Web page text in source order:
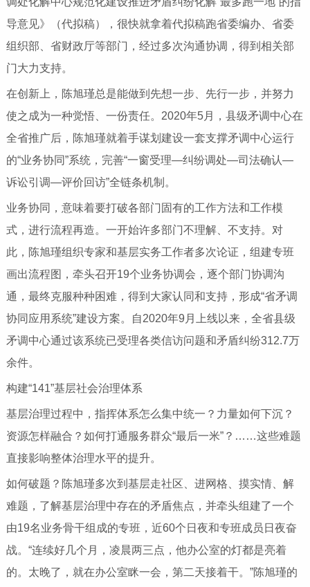
导意见》（代拟稿），很快就拿着代拟稿跑省委编办、省委
组织部、省财政厅等部门，经过多次沟通协调，得到相关部
门大力支持。
在创新上，陈旭瑾总是能做到先想一步、先行一步，并努力
使之成为一种觉悟、一份责任。2020年5月，县级矛调中心在
全省推广后，陈旭瑾就着手谋划建设一套支撑矛调中心运行
的“业务协同”系统，完善“一窗受理—纠纷调处—司法确认—
诉讼引调—评价回访”全链条机制。
业务协同，意味着要打破各部门固有的工作方法和工作模
式，进行流程再造。一开始许多部门不理解、不支持。对
此，陈旭瑾组织专家和基层实务工作者多次论证，组建专班
画出流程图，牵头召开19个业务协调会，逐个部门协调沟
通，最终克服种种困难，得到大家认同和支持，形成“省矛调
协同应用系统”建设方案。自2020年9月上线以来，全省县级
矛调中心通过该系统已受理各类信访问题和矛盾纠纷312.7万
余件。
构建“141”基层社会治理体系
基层治理过程中，指挥体系怎么集中统一？力量如何下沉？
资源怎样融合？如何打通服务群众“最后一米”？……这些难题
直接影响整体治理水平的提升。
如何破题？陈旭瑾多次到基层走社区、进网格、摸实情、解
难题，了解基层治理中存在的矛盾焦点，并牵头组建了一个
由19名业务骨干组成的专班，近60个日夜和专班成员日夜奋
战。“连续好几个月，凌晨两三点，他办公室的灯都是亮着
的。太晚了，就在办公室眯一会，第二天接着干。”陈旭瑾的